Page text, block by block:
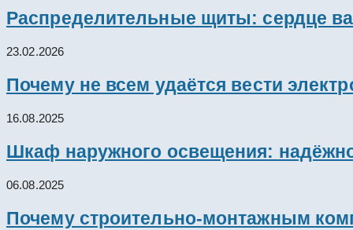
Распределительные щиты: сердце
23.02.2026
Почему не всем удаётся вести
16.08.2025
Шкаф наружного освещения:
06.08.2025
Почему строительно-монтажным